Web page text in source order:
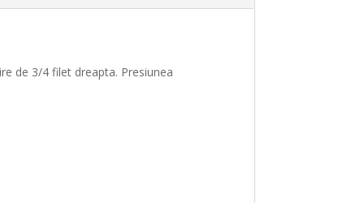
de 3/4 filet dreapta. Presiunea